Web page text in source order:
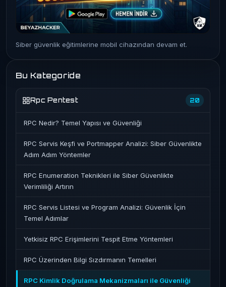
Siber güvenlik eğitimlerine mobil cihazından devam et.
Bu Kategoride
Rpc Pentest 20
RPC Nedir? Temel Yapısı ve Güvenliği
RPC Servis Keşfi ve Portmapper Analizi: Siber Güvenlikte
Adım Adım Yöntemler
RPC Enumeration Teknikleri ile Siber Güvenlikte
Verimliliği Artırın
RPC Servis Listesi ve Program Analizi: Güvenlik İçin
Temel Adımlar
Yetkisiz RPC Erişimlerini Tespit Etme Yöntemleri
RPC Üzerinden Bilgi Sızdırmanın Temelleri
RPC Kimlik Doğrulama Mekanizmaları ile Güvenliği